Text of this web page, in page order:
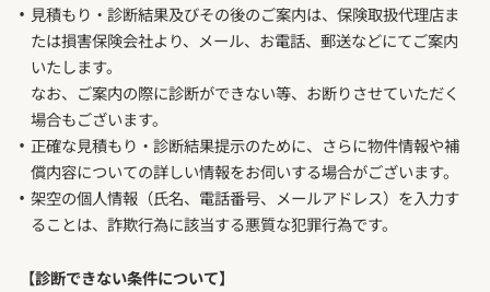
見積もり・診断結果及びその後のご案内は、保険取扱代理店ま
たは損害保険会社より、メール、お電話、郵送などにてご案内
いたします。
なお、ご案内の際に診断ができない等、お断りさせていただく
場合もございます。
正確な見積もり・診断結果提示のために、さらに物件情報や補
償内容についての詳しい情報をお伺いする場合がございます。
架空の個人情報（氏名、電話番号、メールアドレス）を入力す
ることは、詐欺行為に該当する悪質な犯罪行為です。
【診断できない条件について】